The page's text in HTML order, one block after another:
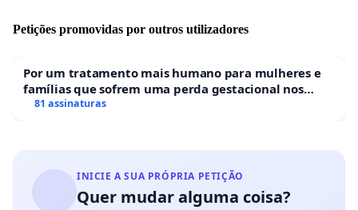
Petições promovidas por outros utilizadores
Por um tratamento mais humano para mulheres e
famílias que sofrem uma perda gestacional nos
hospitais portugueses
81 assinaturas
INICIE A SUA PRÓPRIA PETIÇÃO
Quer mudar alguma coisa?